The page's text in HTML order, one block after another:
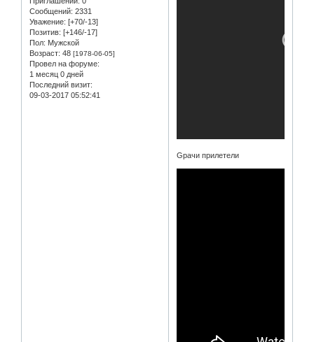
Сообщений: 2331
Уважение: [+70/-13]
Позитив: [+146/-17]
Пол: Мужской
Возраст: 48 [1978-06-05]
Провел на форуме:
1 месяц 0 дней
Последний визит:
09-03-2017 05:52:41
Gрачи прилетели